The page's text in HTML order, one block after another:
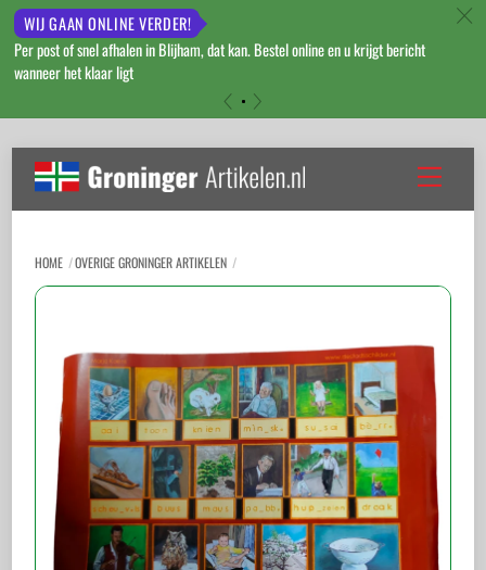
WIJ GAAN ONLINE VERDER!
Per post of snel afhalen in Blijham, dat kan. Bestel online en u krijgt bericht
wanneer het klaar ligt
c
content
Menu
HOME OVERIGE GRONINGER ARTIKELEN